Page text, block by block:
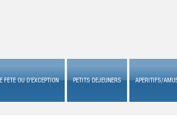
FETE OU D'EXCEPTION PETITS DEJEUNERS APERITIFS/